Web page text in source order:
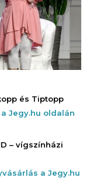
és Tiptopp
Jegy.hu oldalán
– vígszínházi
a Jegy.hu